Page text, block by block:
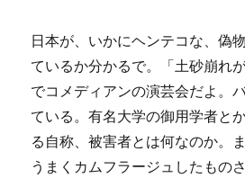
日本が、いかにヘンテコな、偽
ているか分かるで。「土砂崩れ
でコメディアンの演芸会だよ。
ている。有名大学の御用学者と
る自称、被害者とは何なのか。
うまくカムフラージュしたものさ